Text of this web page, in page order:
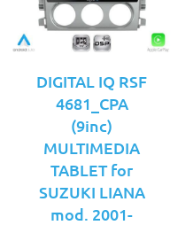
DIGITAL IQ RSF
4681_CPA
(9inc)
MULTIMEDIA
TABLET for
SUZUKI LIANA
mod. 2001-